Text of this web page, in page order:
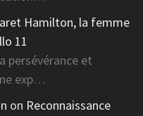
Hamilton, la femme
11
persévérance et
exp…
on Reconnaissance